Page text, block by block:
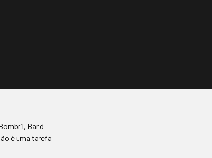
Band-
é uma tarefa